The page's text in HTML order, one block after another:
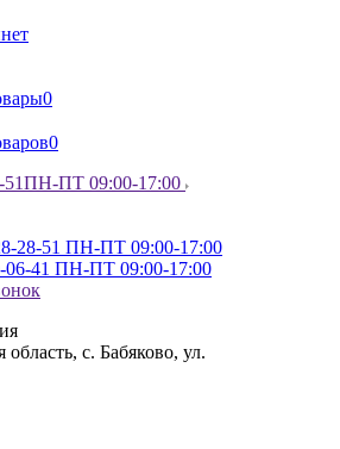
0
0
ПН-ПТ 09:00-17:00
28-51 ПН-ПТ 09:00-17:00
41 ПН-ПТ 09:00-17:00
с. Бабяково, ул.